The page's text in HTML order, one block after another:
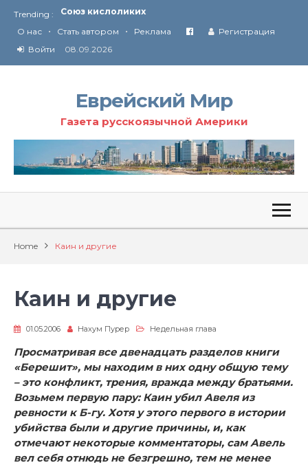
Trending :
Соглашение США с Ираном
Технология Революции в Иране
О нас • Стать автором • Реклама
Регистрация
Войти
08.09.2026
Еврейский Мир
Газета русскоязычной Америки
Home Каин и другие
Каин и другие
01.05.2006 Нахум Пурер Недельная глава
Просматривая все двенадцать разделов книги
«Берешит», мы находим в них одну общую тему
– это конфликт, трения, вражда между братьями.
Возьмем первую пару: Каин убил Авеля из
ревности к Б-гу. Хотя у этого первого в истории
убийства были и другие причины, и, как
отмечают некоторые комментаторы, сам Авель
вел себя отнюдь не безгрешно, тем не менее